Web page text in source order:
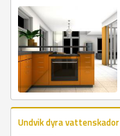
Undvik dyra vattenskador